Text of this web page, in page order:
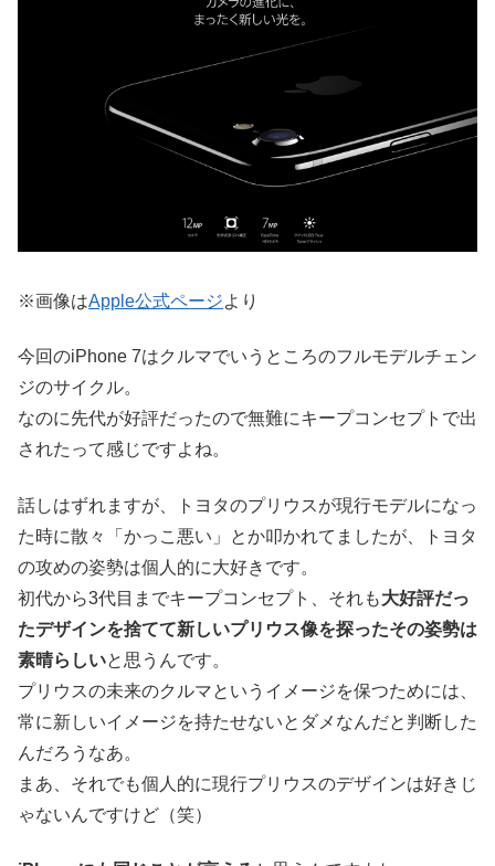
※画像はApple公式ページより
今回のiPhone 7はクルマでいうところのフルモデルチェン
ジのサイクル。
なのに先代が好評だったので無難にキープコンセプトで出
されたって感じですよね。
話しはずれますが、トヨタのプリウスが現行モデルになっ
た時に散々「かっこ悪い」とか叩かれてましたが、トヨタ
の攻めの姿勢は個人的に大好きです。
初代から3代目までキープコンセプト、それも大好評だっ
たデザインを捨てて新しいプリウス像を探ったその姿勢は
素晴らしいと思うんです。
プリウスの未来のクルマというイメージを保つためには、
常に新しいイメージを持たせないとダメなんだと判断した
んだろうなあ。
まあ、それでも個人的に現行プリウスのデザインは好きじ
ゃないんですけど（笑）